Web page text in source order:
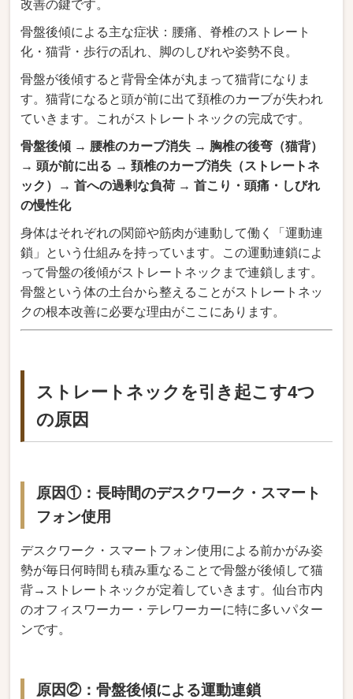
改善の鍵です。
骨盤後傾による主な症状：腰痛、脊椎のストレート
化・猫背・歩行の乱れ、脚のしびれや姿勢不良。
骨盤が後傾すると背骨全体が丸まって猫背になりま
す。猫背になると頭が前に出て頚椎のカーブが失われ
ていきます。これがストレートネックの完成です。
骨盤後傾 → 腰椎のカーブ消失 → 胸椎の後弯（猫背）
→ 頭が前に出る → 頚椎のカーブ消失（ストレートネ
ック）→ 首への過剰な負荷 → 首こり・頭痛・しびれ
の慢性化
身体はそれぞれの関節や筋肉が連動して働く「運動連
鎖」という仕組みを持っています。この運動連鎖によ
って骨盤の後傾がストレートネックまで連鎖します。
骨盤という体の土台から整えることがストレートネッ
クの根本改善に必要な理由がここにあります。
ストレートネックを引き起こす4つ
の原因
原因①：長時間のデスクワーク・スマート
フォン使用
デスクワーク・スマートフォン使用による前かがみ姿
勢が毎日何時間も積み重なることで骨盤が後傾して猫
背→ストレートネックが定着していきます。仙台市内
のオフィスワーカー・テレワーカーに特に多いパター
ンです。
原因②：骨盤後傾による運動連鎖